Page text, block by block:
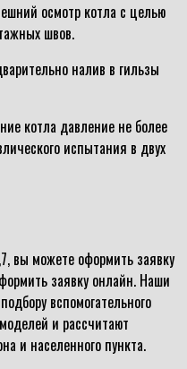
осмотр котла с целью
швов.
налив в гильзы
котла давление не более
испытания в двух
вы можете оформить заявку
заявку онлайн. Наши
вспомогательного
и рассчитают
и населенного пункта.